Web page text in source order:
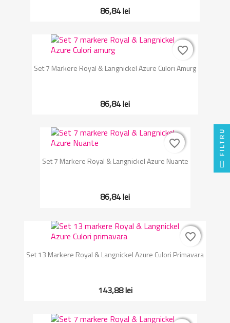
86,84 lei
Set 7 Markere Royal & Langnickel Azure Culori Amurg
86,84 lei
favorite_border
favorite_border
Set 7 Markere Royal & Langnickel Azure Nuante
86,84 lei
favorite_border
favorite_border
Set 13 Markere Royal & Langnickel Azure Culori Primavara
143,88 lei
favorite_border
favorite_border
FILTRU